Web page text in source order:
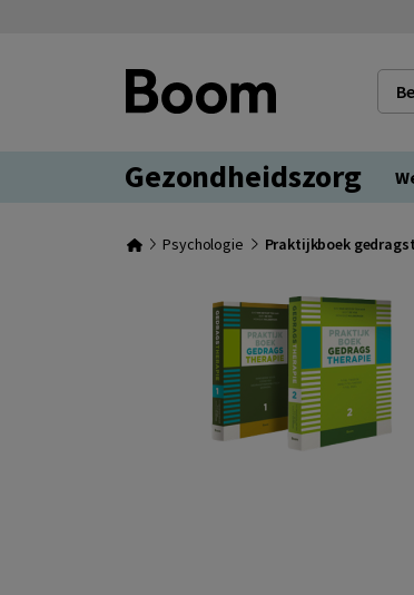
Gezondheidszorg
Psychologie Praktijkboek